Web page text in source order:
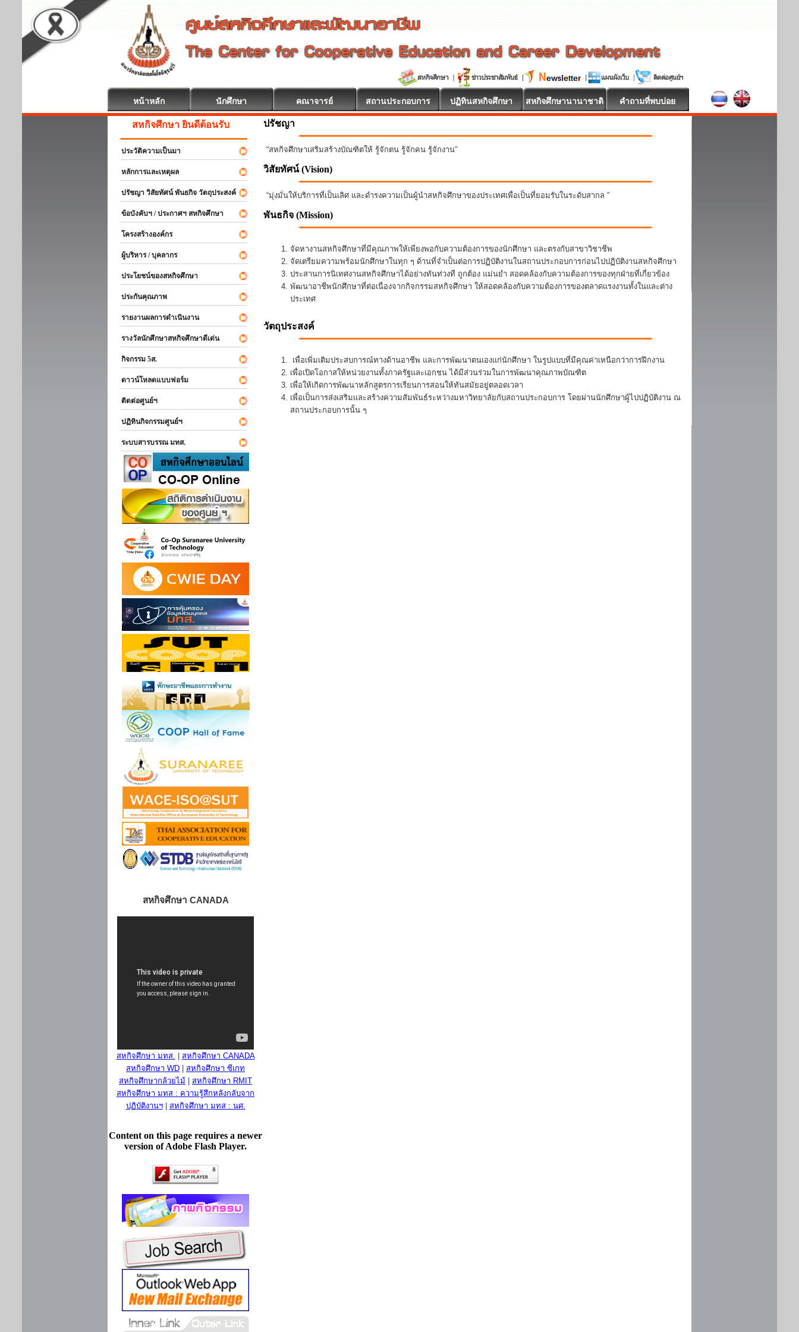
หน้าหลัก นักศึกษา คณาจารย์ สถานประกอบการ ปฏิทินสหกิจศึกษา สหกิจศึกษานานาชาติ คำถามที่พบบ่อย
สหกิจศึกษา ยินดีต้อนรับ
ประวัติความเป็นมา
หลักการและเหตุผล
ปรัชญา วิสัยทัศน์ พันธกิจ วัตถุประสงค์
ข้อบังคับฯ / ประกาศฯ สหกิจศึกษา
โครงสร้างองค์กร
ผู้บริหาร / บุคลากร
ประโยชน์ของสหกิจศึกษา
ประกันคุณภาพ
รายงานผลการดำเนินงาน
รางวัลนักศึกษาสหกิจศึกษาดีเด่น
กิจกรรม 5ส.
ดาวน์โหลดแบบฟอร์ม
ติดต่อศูนย์ฯ
ปฏิทินกิจกรรมศูนย์ฯ
ระบบสารบรรณ มทส.
สหกิจศึกษา CANADA
สหกิจศึกษา มทส.
สหกิจศึกษา CANADA
สหกิจศึกษา WD
สหกิจศึกษา ซีเกท
สหกิจศึกษากล้วยไม้
สหกิจศึกษา RMIT
สหกิจศึกษา มทส : ความรู้สึกหลังกลับจาก
ปฏิบัติงานฯ| สหกิจศึกษา มทส : นศ.
Content on this page requires a newer
version of Adobe Flash Player.
ปรัชญา
“สหกิจศึกษาเสริมสร้างบัณฑิตให้ รู้จักตน รู้จักคน รู้จักงาน”
วิสัยทัศน์ (Vision)
“มุ่งมั่นให้บริการที่เป็นเลิศ และดำรงความเป็นผู้นำสหกิจศึกษาของประเทศเพื่อเป็นที่ยอมรับในระดับสากล ”
พันธกิจ (Mission)
จัดหางานสหกิจศึกษาที่มีคุณภาพให้เพียงพอกับความต้องการของนักศึกษา และตรงกับสาขาวิชาชีพ
จัดเตรียมความพร้อมนักศึกษาในทุก ๆ ด้านที่จำเป็นต่อการปฏิบัติงานในสถานประกอบการก่อนไปปฏิบัติงานสหกิจศึกษา
ประสานการนิเทศงานสหกิจศึกษาได้อย่างทันท่วงที ถูกต้อง แม่นยำ สอดคล้องกับความต้องการของทุกฝ่ายที่เกี่ยวข้อง
พัฒนาอาชีพนักศึกษาที่ต่อเนื่องจากกิจกรรมสหกิจศึกษา ให้สอดคล้องกับความต้องการของตลาดแรงงานทั้งในและต่าง
ประเทศ
วัตถุประสงค์
เพื่อเพิ่มเติมประสบการณ์ทางด้านอาชีพ และการพัฒนาตนเองแก่นักศึกษา ในรูปแบบที่มีคุณค่าเหนือกว่าการฝึกงาน
เพื่อเปิดโอกาสให้หน่วยงานทั้งภาครัฐและเอกชน ได้มีส่วนร่วมในการพัฒนาคุณภาพบัณฑิต
เพื่อให้เกิดการพัฒนาหลักสูตรการเรียนการสอนให้ทันสมัยอยู่ตลอดเวลา
เพื่อเป็นการส่งเสริมและสร้างความสัมพันธ์ระหว่างมหาวิทยาลัยกับสถานประกอบการ โดยผ่านนักศึกษาผู้ไปปฏิบัติงาน ณ
สถานประกอบการนั้น ๆ